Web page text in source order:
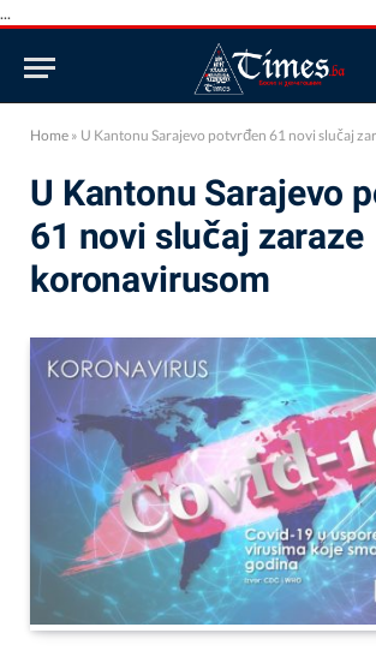
...
Home » U Kantonu Sarajevo potvrđen 61 novi slučaj
U Kantonu Sarajevo
61 novi slučaj zaraze
koronavirusom